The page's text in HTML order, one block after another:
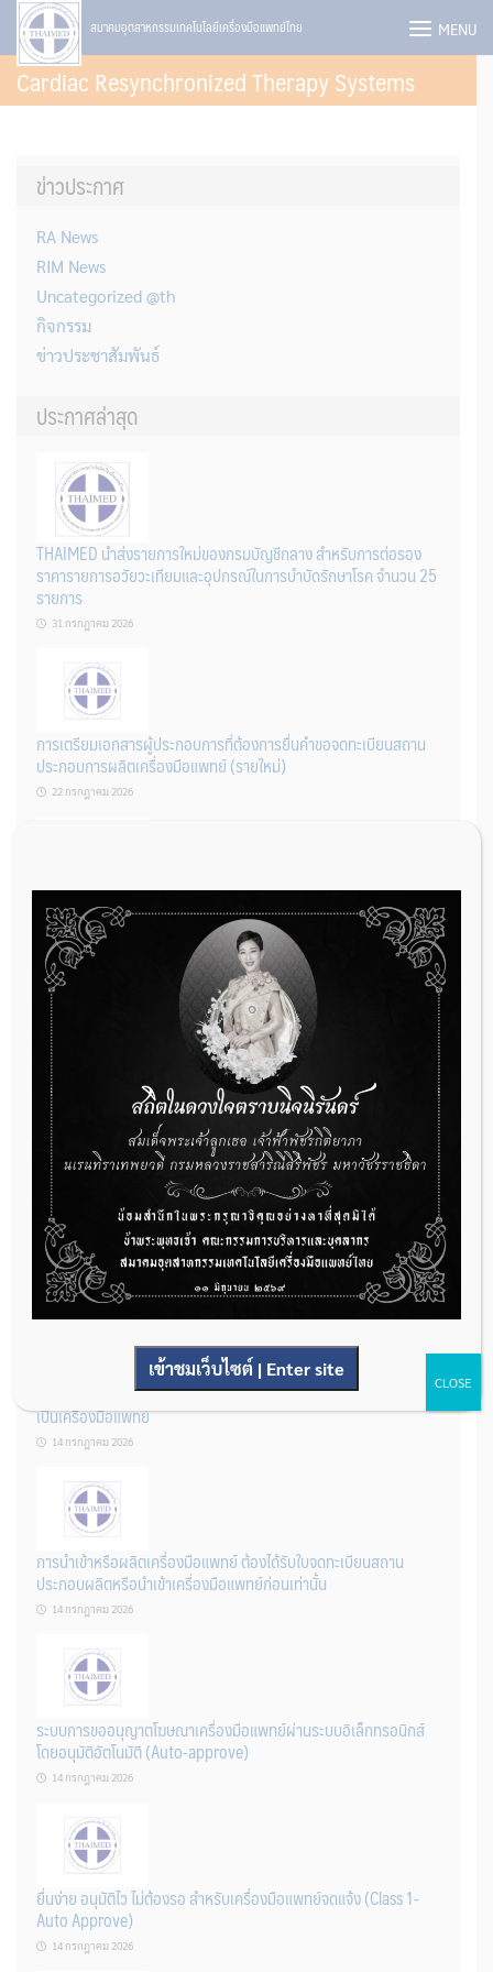
Skip
content
สมาคมอุตสาหกรรมเทคโนโลยีเครื่องมือแพทย์ไทย MENU
Cardiac Resynchronized Therapy Systems
ข่าวประกาศ
RA News
RIM News
Uncategorized @th
กิจกรรม
ข่าวประชาสัมพันธ์
ประกาศล่าสุด
THAIMED นำส่งรายการใหม่ของกรมบัญชีกลาง สำหรับการต่อรอง
ราคารายการอวัยวะเทียมและอุปกรณ์ในการบำบัดรักษาโรค จำนวน 25
รายการ
31 กรกฎาคม 2026
การเตรียมเอกสารผู้ประกอบการที่ต้องการยื่นคำขอจดทะเบียนสถาน
ประกอบการผลิตเครื่องมือแพทย์ (รายใหม่)
22 กรกฎาคม 2026
ผู้ประกอบการผลิต และ นักวิจัย ที่ต้องการขึ้นทะเบียนเครื่องมือแพทย์
ต้องทำอย่างไรบ้าง
22 กรกฎาคม 2026
กองควบคุมเครื่องมือแพทย์ เปิดรับฟังความคิดเห็นหลักการยกร่าง
กฎหมาย จำนวน 3 ฉบับ ผ่านระบบกลางทางกฎหมาย
22 กรกฎาคม 2026
การโฆษณาเครื่องมือแพทย์แบบใดที่ได้รับการยกเว้นไม่ต้องขออนุญาต
14 กรกฎาคม 2026
รู้หรือไม่? ผลิตภัณฑ์ชุดตรวจสําหรับตรวจสอบการปนเปื้อนแบบใดจัด
เป็นเครื่องมือแพทย์
14 กรกฎาคม 2026
การนำเข้าหรือผลิตเครื่องมือแพทย์ ต้องได้รับใบจดทะเบียนสถาน
ประกอบผลิตหรือนำเข้าเครื่องมือแพทย์ก่อนเท่านั้น
14 กรกฎาคม 2026
ระบบการขออนุญาตโฆษณาเครื่องมือแพทย์ผ่านระบบอิเล็กทรอนิกส์
โดยอนุมัติอัตโนมัติ (Auto-approve)
14 กรกฎาคม 2026
ยื่นง่าย อนุมัติไว ไม่ต้องรอ สำหรับเครื่องมือแพทย์จดแจ้ง (Class 1-
Auto Approve)
14 กรกฎาคม 2026
เข้าชมเว็บไซต์ | Enter site
CLOSE